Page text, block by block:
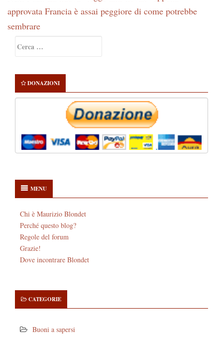
approvata Francia è assai peggiore di come potrebbe
sembrare
Sidebar
per:
DONAZIONI
MENU
Chi è Maurizio Blondet
Perché questo blog?
Regole del forum
Grazie!
Dove incontrare Blondet
CATEGORIE
Buoni a sapersi